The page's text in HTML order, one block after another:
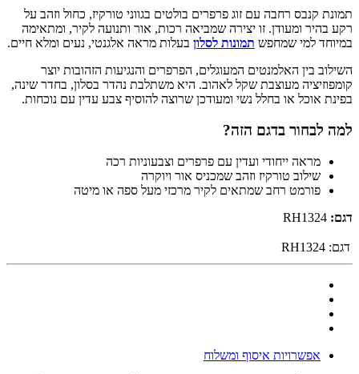
תמונת קנבס רחבה עם זוג פרפרים בולטים בגווני טורקיז, כחול וזהב על
רקע בהיר ומעודן. זו יצירה שמביאה רכות, אור ותנועה לקיר, ומתאימה
במיוחד למי שמחפש תמונות לסלון בעלות מראה אלגנטי, נעים ומלא חיים.
השילוב בין האלמנטים המעוגלים, הפרפרים והנגיעות הזהובות יוצר
קומפוזיציה מעוצבת שקל לאהוב. היא משתלבת נהדר בסלון, בחדר שינה,
בפינת אוכל או בחלל נשי ומעודכן שרוצה להוסיף צבע עדין עם נוכחות.
למה לבחור בדגם הזה?
מראה ייחודי ועדין עם פרפרים וצבעוניות רכה
שילוב טורקיז וזהב שמכניס אור ויוקרה
פורמט רחב שמתאים לקיר מרכזי מעל ספה או מיטה
דגם:
דגם: RH1324
אפשרויות איסוף ומשלוח